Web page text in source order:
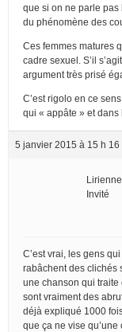
que si on ne parle pas
du phénomène des
Ces femmes matures
cadre sexuel. S’il
argument très prisé
C’est rigolo en ce
qui « appâte » et dans
5 janvier 2015 à 15 h 16
Lirienne
Invité
C’est vrai, les gens
rabâchent des clichés
une chanson qui traite
sont vraiment des
déjà expliqué 1000
que ça ne vise